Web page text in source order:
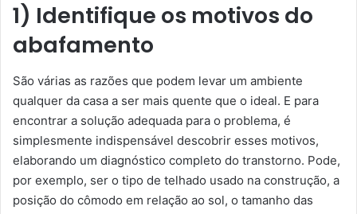
1) Identifique os motivos do
abafamento
São várias as razões que podem levar um ambiente
qualquer da casa a ser mais quente que o ideal. E para
encontrar a solução adequada para o problema, é
simplesmente indispensável descobrir esses motivos,
elaborando um diagnóstico completo do transtorno. Pode,
por exemplo, ser o tipo de telhado usado na construção, a
posição do cômodo em relação ao sol, o tamanho das